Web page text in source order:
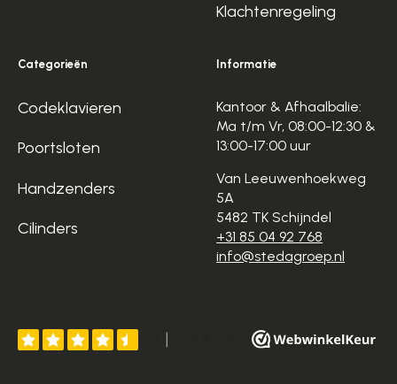
Klachtenregeling
Categorieën
Codeklavieren
Poortsloten
Handzenders
Cilinders
Informatie
Kantoor & Afhaalbalie:
Ma t/m Vr, 08:00-12:30 &
13:00-17:00 uur
Van Leeuwenhoekweg
5A
5482 TK Schijndel
+31 85 04 92 768
info@stedagroep.nl